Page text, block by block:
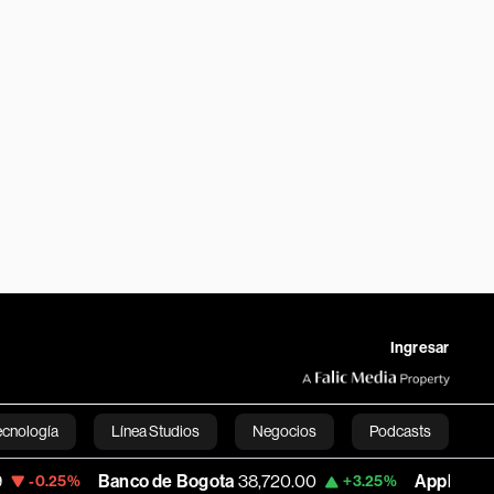
Ingresar
Línea Studios Negocios Podcasts
English
Banco de Bogota 38,720.00 +3.25% Apple 308.63